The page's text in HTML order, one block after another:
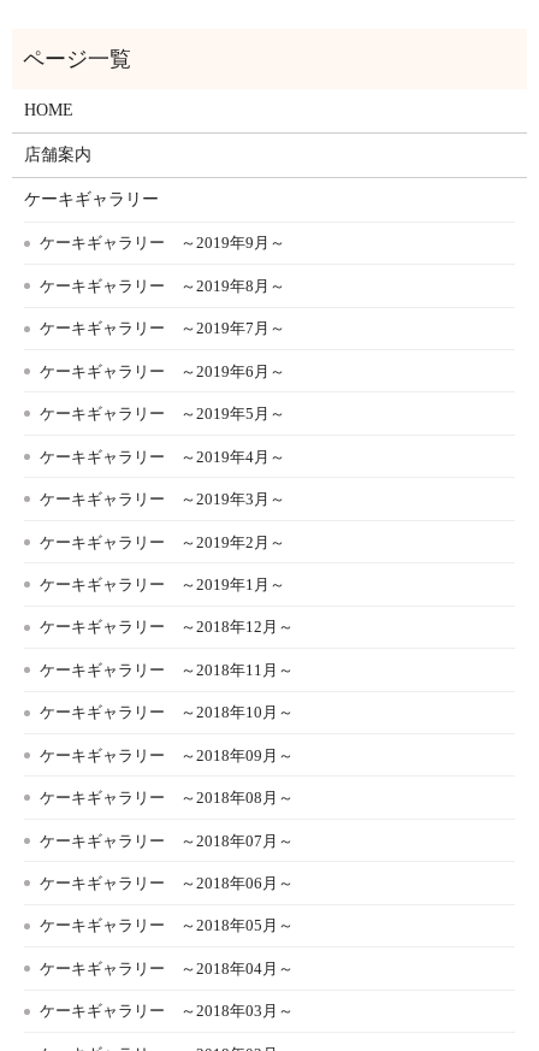
HOME
店舗案内
ケーキギャラリー
ケーキギャラリー ～2019年9月～
ケーキギャラリー ～2019年8月～
ケーキギャラリー ～2019年7月～
ケーキギャラリー ～2019年6月～
ケーキギャラリー ～2019年5月～
ケーキギャラリー ～2019年4月～
ケーキギャラリー ～2019年3月～
ケーキギャラリー ～2019年2月～
ケーキギャラリー ～2019年1月～
ケーキギャラリー ～2018年12月～
ケーキギャラリー ～2018年11月～
ケーキギャラリー ～2018年10月～
ケーキギャラリー ～2018年09月～
ケーキギャラリー ～2018年08月～
ケーキギャラリー ～2018年07月～
ケーキギャラリー ～2018年06月～
ケーキギャラリー ～2018年05月～
ケーキギャラリー ～2018年04月～
ケーキギャラリー ～2018年03月～